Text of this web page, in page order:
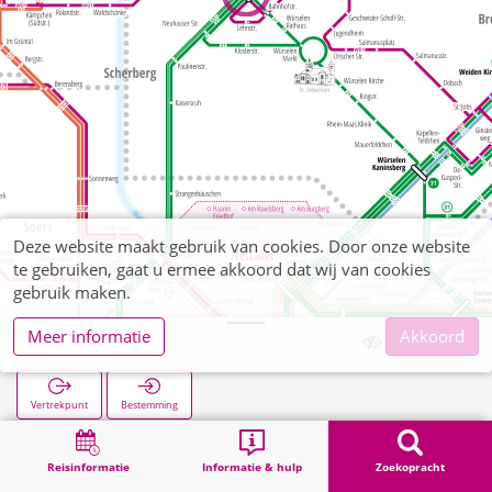
Reisinformatie Informatie & hulp Zoekopracht
Parkhotel
Vertrekpunt Bestemming
Zoekopracht
Deze website maakt gebruik van cookies. Door onze website
te gebruiken, gaat u ermee akkoord dat wij van cookies
gebruik maken.
Meer informatie
Akkoord